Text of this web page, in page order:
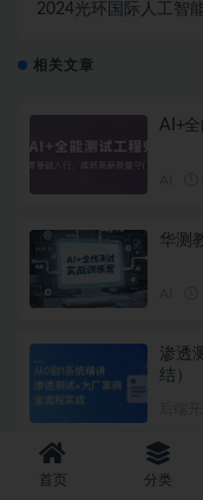
2024光环国际人工智
相关文章
AI+
华测
渗透
结）
亿级
课程
首页 分类